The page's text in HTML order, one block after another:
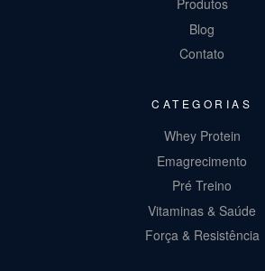
Produtos
Blog
Contato
CATEGORIAS
Whey Protein
Emagrecimento
Pré Treino
Vitaminas & Saúde
Força & Resistência